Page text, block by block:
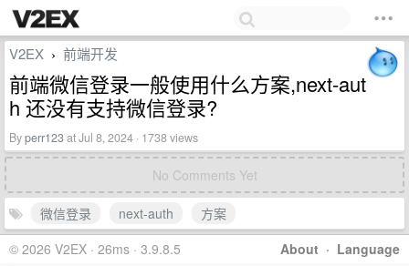
V2EX › 前端开发
前端微信登录一般使用什么方案,next-aut
h 还没有支持微信登录?
Byperr123at Jul 8, 2024 · 1738 views
No Comments Yet
微信登录 next-auth
方案
About · Language
© 2026 V2EX · 26ms · 3.9.8.5